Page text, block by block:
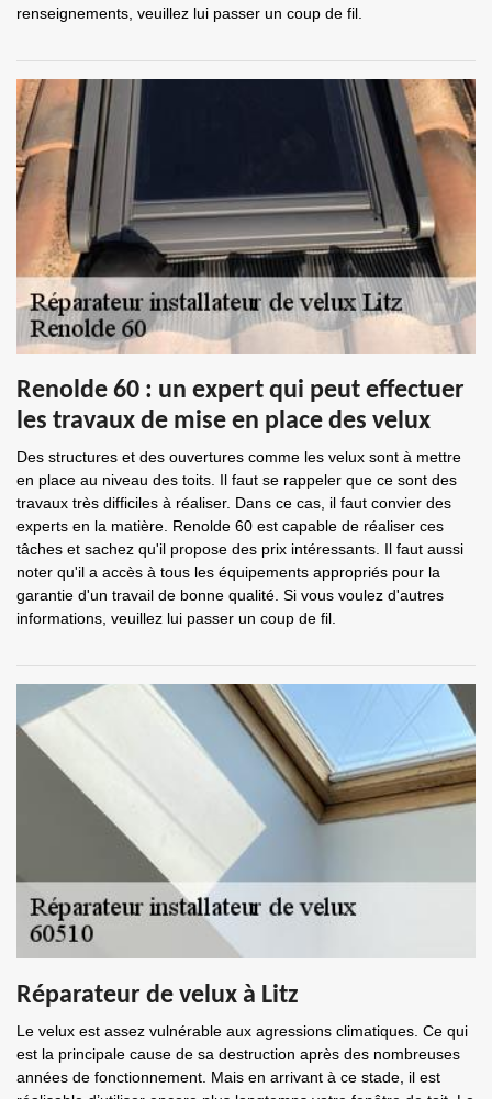
renseignements, veuillez lui passer un coup de fil.
Renolde 60 : un expert qui peut effectuer
les travaux de mise en place des velux
Des structures et des ouvertures comme les velux sont à mettre
en place au niveau des toits. Il faut se rappeler que ce sont des
travaux très difficiles à réaliser. Dans ce cas, il faut convier des
experts en la matière. Renolde 60 est capable de réaliser ces
tâches et sachez qu'il propose des prix intéressants. Il faut aussi
noter qu'il a accès à tous les équipements appropriés pour la
garantie d'un travail de bonne qualité. Si vous voulez d'autres
informations, veuillez lui passer un coup de fil.
Réparateur de velux à Litz
Le velux est assez vulnérable aux agressions climatiques. Ce qui
est la principale cause de sa destruction après des nombreuses
années de fonctionnement. Mais en arrivant à ce stade, il est